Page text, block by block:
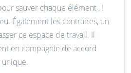
sauver chaque élément , !
Également les contraires, un
ce espace de travail. Il
en compagnie de accord